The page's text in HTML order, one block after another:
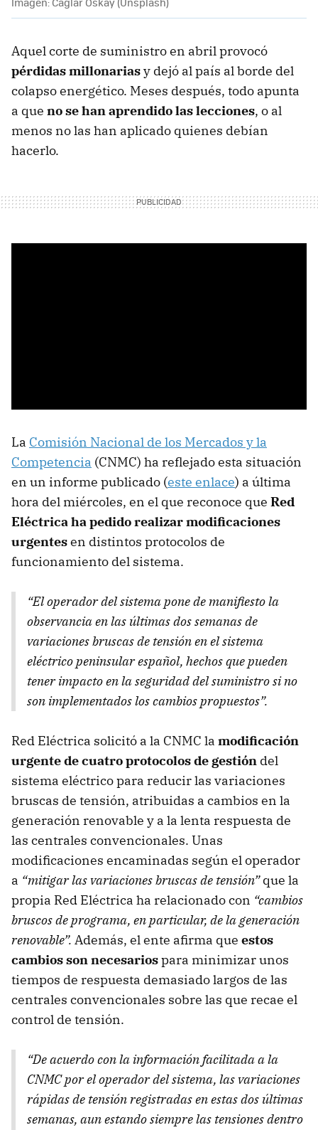
Aquel corte de suministro en abril provocó
pérdidas millonariasy dejó al país al borde del
colapso energético. Meses después, todo apunta
a que no se han aprendido las lecciones, o al
menos no las han aplicado quienes debían
hacerlo.
La Comisión Nacional de los Mercados y la
Competencia (CNMC) ha reflejado esta situación
en un informe publicado (este enlace) a última
hora del miércoles, en el que reconoce que Red
Eléctrica ha pedido realizar modificaciones
urgentesen distintos protocolos de
funcionamiento del sistema.
“El operador del sistema pone de manifiesto la
observancia en las últimas dos semanas de
variaciones bruscas de tensión en el sistema
eléctrico peninsular español, hechos que pueden
tener impacto en la seguridad del suministro si no
son implementados los cambios propuestos”.
Red Eléctrica solicitó a la CNMC la modificación
urgente de cuatro protocolos de gestión del
sistema eléctrico para reducir las variaciones
bruscas de tensión, atribuidas a cambios en la
generación renovable y a la lenta respuesta de
las centrales convencionales. Unas
modificaciones encaminadas según el operador
a “mitigar las variaciones bruscas de tensión”que la
propia Red Eléctrica ha relacionado con “cambios
bruscos de programa, en particular, de la generación
renovable”. Además, el ente afirma que estos
cambios son necesariospara minimizar unos
tiempos de respuesta demasiado largos de las
centrales convencionales sobre las que recae el
control de tensión.
“De acuerdo con la información facilitada a la
CNMC por el operador del sistema, las variaciones
rápidas de tensión registradas en estas dos últimas
semanas, aun estando siempre las tensiones dentro